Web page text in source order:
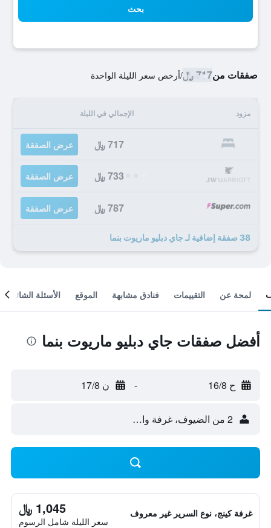
بحث
صفقات من717 ﷼ /أرخص سعر الليلة الواحدة
مزود الإجمالي في الليلة
717 ﷼ عرض الصفقة
733 ﷼ عرض الصفقة
787 ﷼ عرض الصفقة
38 صفقة إضافية لـ جاي دبليو ماريوت بنما
لمحة عن التقييمات فنادق مشابهة الموقع الأسئلة الشائعة
أفضل صفقات جاي دبليو ماريوت بنما
ح 16/8 - ن 17/8
2 من الضيوف، غرفة واحدة
غرفة كينج، نوع السرير غير معروف 1,045 ﷼
سعر الليلة شامل الرسوم